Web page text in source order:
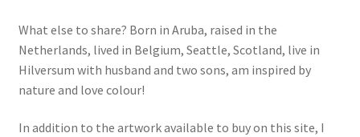
What else to share? Born in Aruba, raised in the
Netherlands, lived in Belgium, Seattle, Scotland, live in
Hilversum with husband and two sons, am inspired by
nature and love colour!
In addition to the artwork available to buy on this site, I